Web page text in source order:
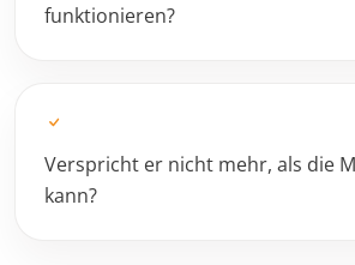
funktionieren?
Verspricht er nicht mehr, als die
kann?